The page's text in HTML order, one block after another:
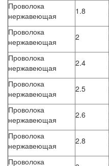
Проволока
нержавеющая
1.8
Проволока
нержавеющая
2
Проволока
нержавеющая
2.4
Проволока
нержавеющая
2.5
Проволока
нержавеющая
2.6
Проволока
нержавеющая
2.8
Проволока